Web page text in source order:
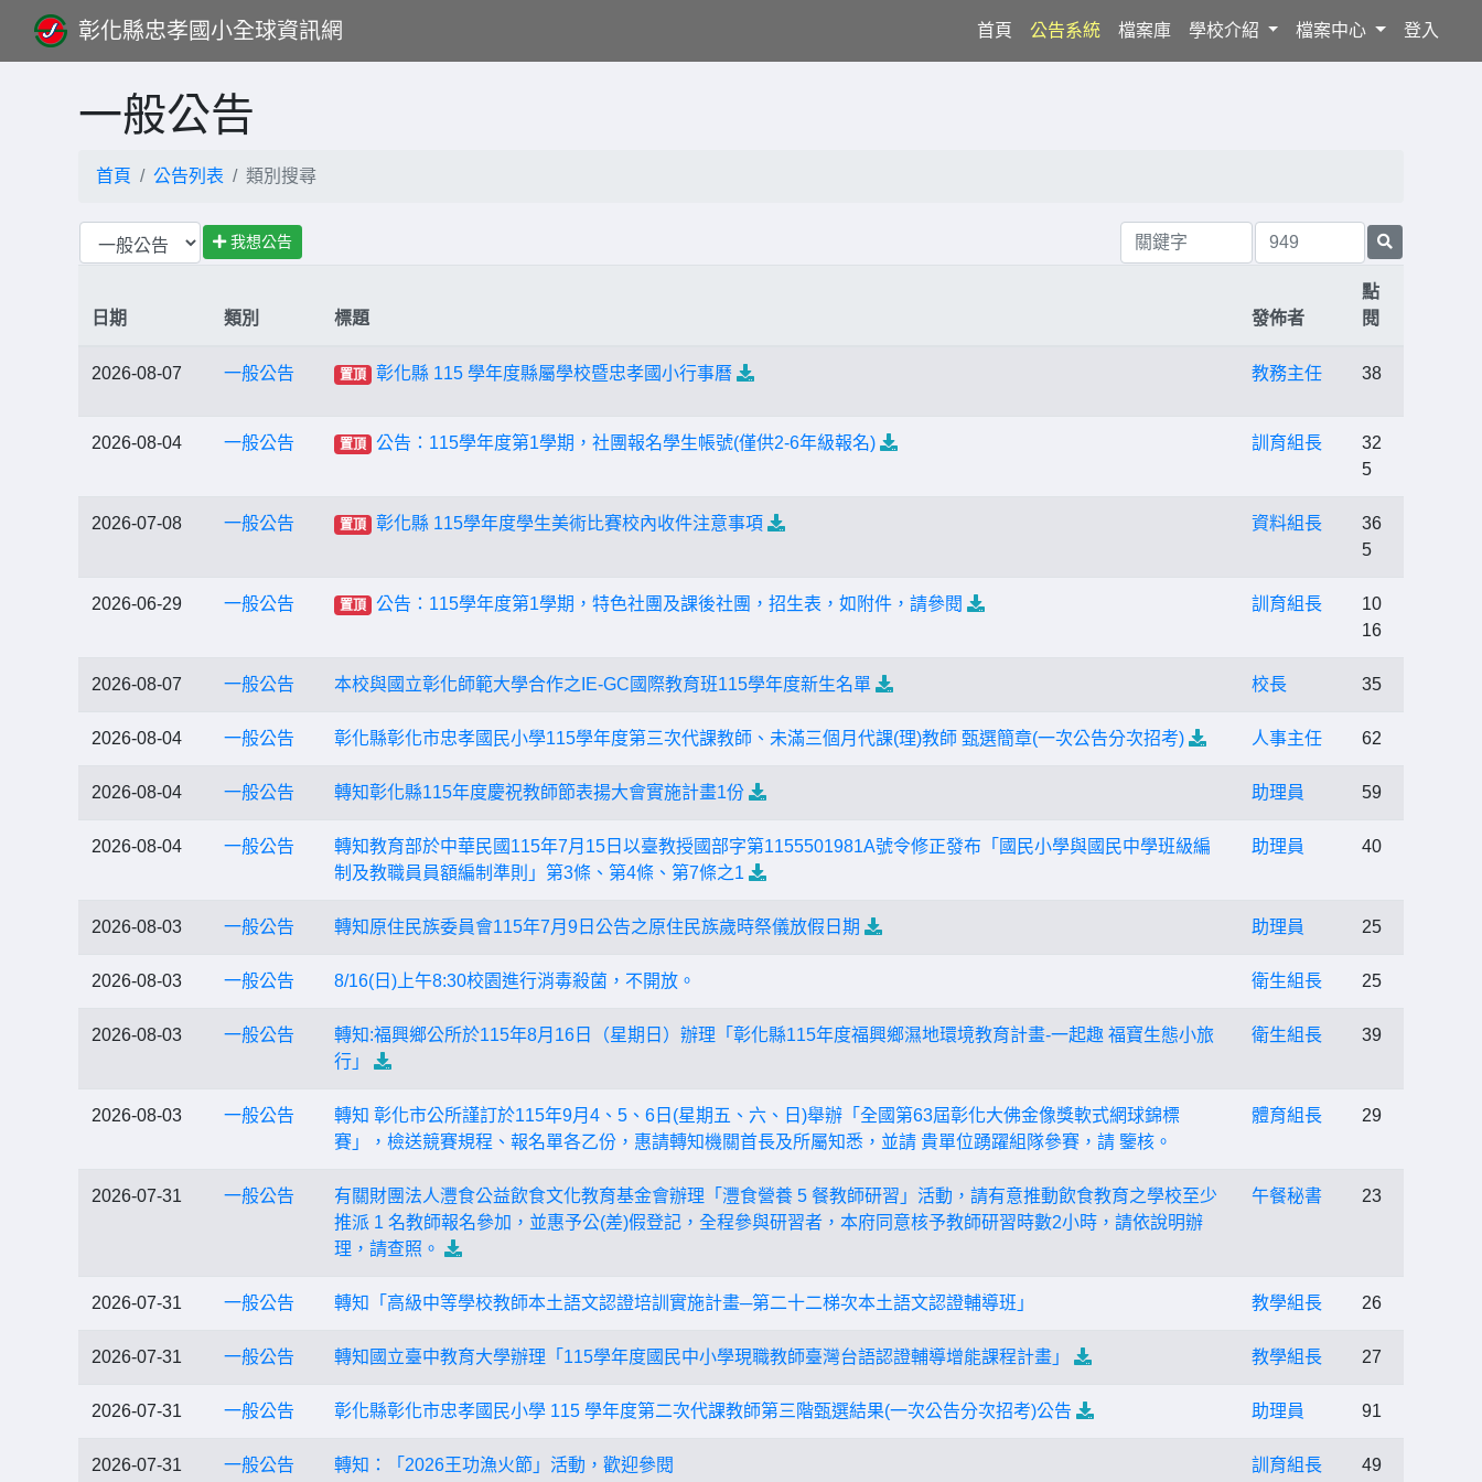
彰化縣忠孝國小全球資訊網 首頁(current)
公告系統 檔案庫 學校介紹 檔案中心 登入
一般公告
首頁 公告列表 類別搜尋
我想公告
日期 類別 標題 發佈者
點
閱
2026-08-07 一般公告 置頂 彰化縣 115 學年度縣屬學校暨忠孝國小行事曆 教務主任 38
2026-08-04 一般公告 置頂 公告：115學年度第1學期，社團報名學生帳號(僅供2-6年級報名) 訓育組長
32
5
2026-07-08 一般公告 置頂 彰化縣 115學年度學生美術比賽校內收件注意事項 資料組長
36
5
2026-06-29 一般公告 置頂 公告：115學年度第1學期，特色社團及課後社團，招生表，如附件，請參閱 訓育組長
10
16
2026-08-07 一般公告 本校與國立彰化師範大學合作之IE-GC國際教育班115學年度新生名單 校長 35
2026-08-04 一般公告 彰化縣彰化市忠孝國民小學115學年度第三次代課教師、未滿三個月代課(理)教師 甄選簡章(一次公告分次招考) 人事主任 62
2026-08-04 一般公告 轉知彰化縣115年度慶祝教師節表揚大會實施計畫1份 助理員 59
2026-08-04 一般公告
轉知教育部於中華民國115年7月15日以臺教授國部字第1155501981A號令修正發布「國民小學與國民中學班級編
制及教職員員額編制準則」第3條、第4條、第7條之1
助理員 40
2026-08-03 一般公告 轉知原住民族委員會115年7月9日公告之原住民族歲時祭儀放假日期 助理員 25
2026-08-03 一般公告 8/16(日)上午8:30校園進行消毒殺菌，不開放。 衛生組長 25
2026-08-03 一般公告
轉知:福興鄉公所於115年8月16日（星期日）辦理「彰化縣115年度福興鄉濕地環境教育計畫-一起趣 福寶生態小旅
行」
衛生組長 39
2026-08-03 一般公告
轉知 彰化市公所謹訂於115年9月4、5、6日(星期五、六、日)舉辦「全國第63屆彰化大佛金像獎軟式網球錦標
賽」，檢送競賽規程、報名單各乙份，惠請轉知機關首長及所屬知悉，並請 貴單位踴躍組隊參賽，請 鑒核。
體育組長 29
2026-07-31 一般公告
有關財團法人灃食公益飲食文化教育基金會辦理「灃食營養 5 餐教師研習」活動，請有意推動飲食教育之學校至少
推派 1 名教師報名參加，並惠予公(差)假登記，全程參與研習者，本府同意核予教師研習時數2小時，請依說明辦
理，請查照。
午餐秘書 23
2026-07-31 一般公告 轉知「高級中等學校教師本土語文認證培訓實施計畫─第二十二梯次本土語文認證輔導班」 教學組長 26
2026-07-31 一般公告 轉知國立臺中教育大學辦理「115學年度國民中小學現職教師臺灣台語認證輔導增能課程計畫」 教學組長 27
2026-07-31 一般公告 彰化縣彰化市忠孝國民小學 115 學年度第二次代課教師第三階甄選結果(一次公告分次招考)公告 助理員 91
2026-07-31 一般公告 轉知：「2026王功漁火節」活動，歡迎參閱 訓育組長 49